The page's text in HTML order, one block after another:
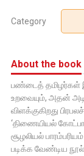
Category
About the book
பண்டைத் தமிழர்கள்
உறவையும், அதன்
விளக்குகிறது
‘திணையியல்
சூழலியல்
படிக்க வேண்டிய